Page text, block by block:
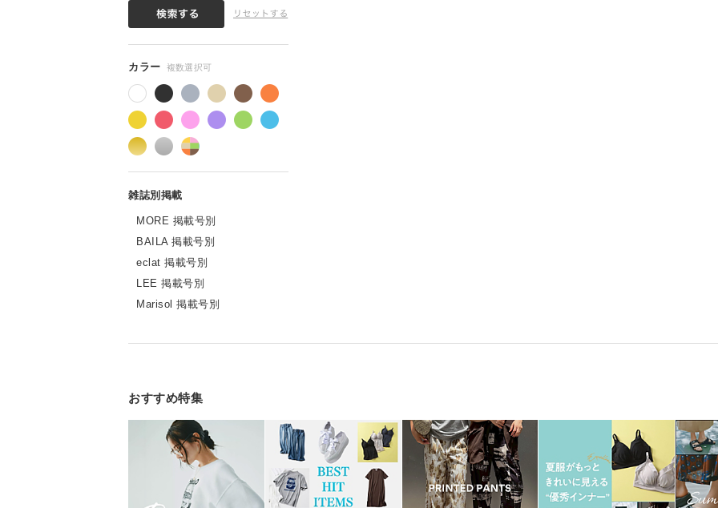
MORE 掲載号別
BAILA 掲載号別
eclat 掲載号別
LEE 掲載号別
Marisol 掲載号別
おすすめ特集